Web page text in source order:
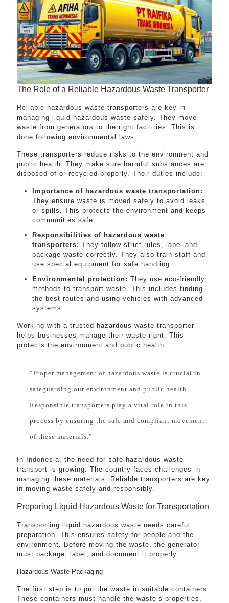
The Role of a Reliable Hazardous Waste Transporter
Reliable hazardous waste transporters are key in
managing liquid hazardous waste safely. They move
waste from generators to the right facilities. This is
done following environmental laws.
These transporters reduce risks to the environment and
public health. They make sure harmful substances are
disposed of or recycled properly. Their duties include:
Importance of hazardous waste transportation:
They ensure waste is moved safely to avoid leaks
or spills. This protects the environment and keeps
communities safe.
Responsibilities of hazardous waste
transporters: They follow strict rules, label and
package waste correctly. They also train staff and
use special equipment for safe handling.
Environmental protection: They use eco-friendly
methods to transport waste. This includes finding
the best routes and using vehicles with advanced
systems.
Working with a trusted hazardous waste transporter
helps businesses manage their waste right. This
protects the environment and public health.
“Proper management of hazardous waste is crucial in
safeguarding our environment and public health.
Responsible transporters play a vital role in this
process by ensuring the safe and compliant movement
of these materials.”
In Indonesia, the need for safe hazardous waste
transport is growing. The country faces challenges in
managing these materials. Reliable transporters are key
in moving waste safely and responsibly.
Preparing Liquid Hazardous Waste for Transportation
Transporting liquid hazardous waste needs careful
preparation. This ensures safety for people and the
environment. Before moving the waste, the generator
must package, label, and document it properly.
Hazardous Waste Packaging
The first step is to put the waste in suitable containers.
These containers must handle the waste’s properties,